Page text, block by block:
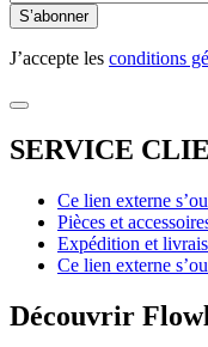
S’abonner
J’accepte les conditions
SERVICE
Ce lien externe
Pièces et
Expédition et
Ce lien externe
Découvrir